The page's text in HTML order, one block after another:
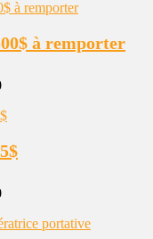
à remporter